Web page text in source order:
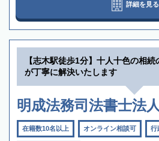
詳細を見る
【志木駅徒歩1分】十人十色の相
が丁寧に解決いたします
明成法務司法書士法
在籍数10名以上 オンライン相談可 行